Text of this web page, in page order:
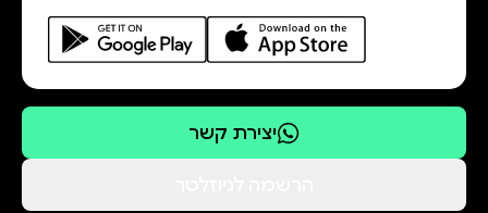
יצירת קשר